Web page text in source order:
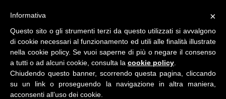
BLOG SU OCCHIALI DA SOLE E OCCHIALI DA VISTA
×
Informativa
Questo sito o gli strumenti terzi da questo utilizzati si avvalgono
di cookie necessari al funzionamento ed utili alle finalità illustrate
nella cookie policy. Se vuoi saperne di più o negare il consenso
a tutti o ad alcuni cookie, consulta la cookie policy
Chiudendo questo banner, scorrendo questa pagina, cliccando
su un link o proseguendo la navigazione in altra maniera,
acconsenti all’uso dei cookie.